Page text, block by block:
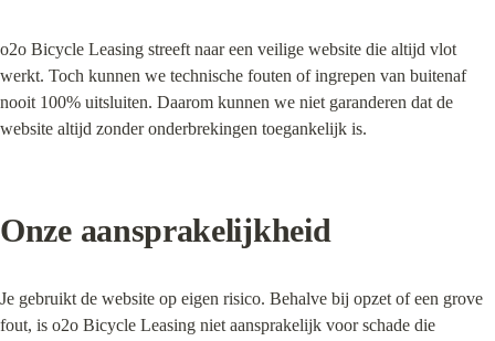
o2o Bicycle Leasing streeft naar een veilige website die altijd vlot
werkt. Toch kunnen we technische fouten of ingrepen van buitenaf
nooit 100% uitsluiten. Daarom kunnen we niet garanderen dat de
website altijd zonder onderbrekingen toegankelijk is.
Onze aansprakelijkheid
Je gebruikt de website op eigen risico. Behalve bij opzet of een grove
fout, is o2o Bicycle Leasing niet aansprakelijk voor schade die